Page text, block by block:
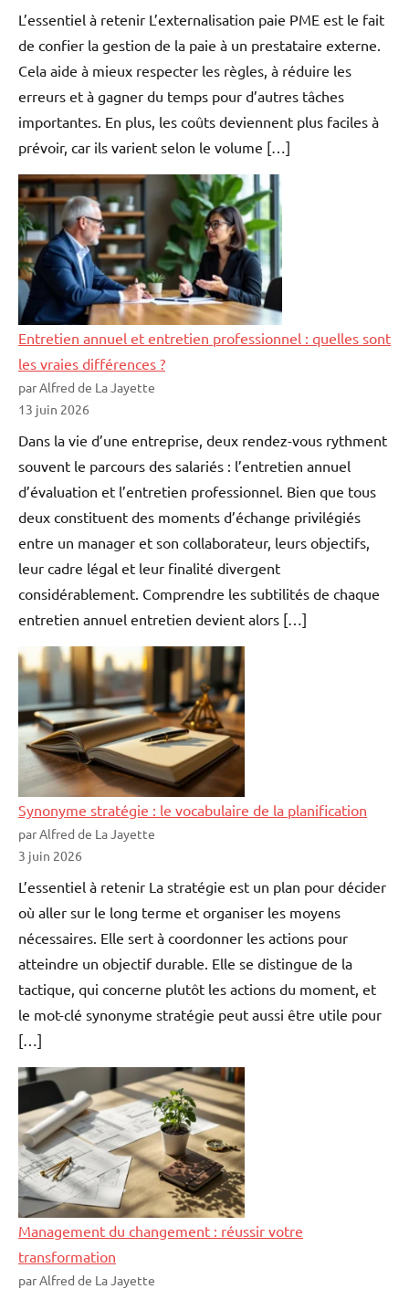
L’essentiel à retenir L’externalisation paie PME est le fait
de confier la gestion de la paie à un prestataire externe.
Cela aide à mieux respecter les règles, à réduire les
erreurs et à gagner du temps pour d’autres tâches
importantes. En plus, les coûts deviennent plus faciles à
prévoir, car ils varient selon le volume […]
Entretien annuel et entretien professionnel : quelles sont
les vraies différences ?
par Alfred de La Jayette
13 juin 2026
Dans la vie d’une entreprise, deux rendez-vous rythment
souvent le parcours des salariés : l’entretien annuel
d’évaluation et l’entretien professionnel. Bien que tous
deux constituent des moments d’échange privilégiés
entre un manager et son collaborateur, leurs objectifs,
leur cadre légal et leur finalité divergent
considérablement. Comprendre les subtilités de chaque
entretien annuel entretien devient alors […]
Synonyme stratégie : le vocabulaire de la planification
par Alfred de La Jayette
3 juin 2026
L’essentiel à retenir La stratégie est un plan pour décider
où aller sur le long terme et organiser les moyens
nécessaires. Elle sert à coordonner les actions pour
atteindre un objectif durable. Elle se distingue de la
tactique, qui concerne plutôt les actions du moment, et
le mot-clé synonyme stratégie peut aussi être utile pour
[…]
Management du changement : réussir votre
transformation
par Alfred de La Jayette